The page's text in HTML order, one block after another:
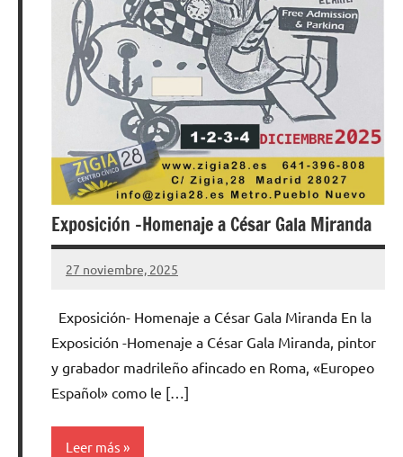
Exposición -Homenaje a César Gala Miranda
27 noviembre, 2025
Cuidasdeti
3
Exposición- Homenaje a César Gala Miranda En la
Exposición -Homenaje a César Gala Miranda, pintor
y grabador madrileño afincado en Roma, «Europeo
Español» como le […]
Leer más